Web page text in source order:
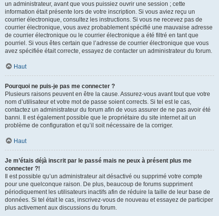
un administrateur, avant que vous puissiez ouvrir une session ; cette
information était présente lors de votre inscription. Si vous aviez reçu un
courrier électronique, consultez les instructions. Si vous ne recevez pas de
courrier électronique, vous avez probablement spécifié une mauvaise adresse
de courrier électronique ou le courrier électronique a été filtré en tant que
pourriel. Si vous êtes certain que l’adresse de courrier électronique que vous
avez spécifiée était correcte, essayez de contacter un administrateur du forum.
Haut
Pourquoi ne puis-je pas me connecter ?
Plusieurs raisons peuvent en être la cause. Assurez-vous avant tout que votre
nom d’utilisateur et votre mot de passe soient corrects. Si tel est le cas,
contactez un administrateur du forum afin de vous assurer de ne pas avoir été
banni. Il est également possible que le propriétaire du site internet ait un
problème de configuration et qu’il soit nécessaire de la corriger.
Haut
Je m’étais déjà inscrit par le passé mais ne peux à présent plus me
connecter ?!
Il est possible qu’un administrateur ait désactivé ou supprimé votre compte
pour une quelconque raison. De plus, beaucoup de forums suppriment
périodiquement les utilisateurs inactifs afin de réduire la taille de leur base de
données. Si tel était le cas, inscrivez-vous de nouveau et essayez de participer
plus activement aux discussions du forum.